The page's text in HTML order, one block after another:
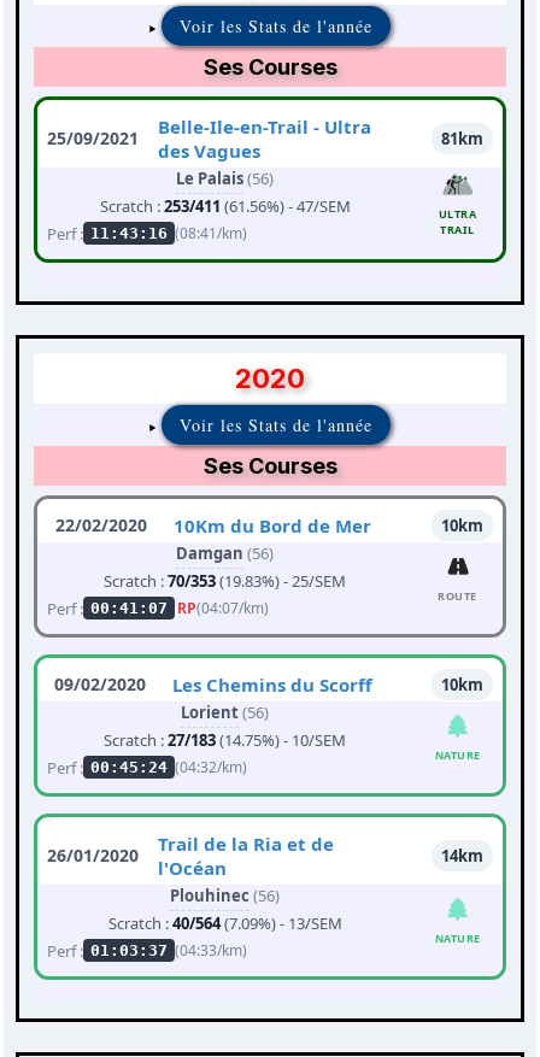
Voir les Stats de l'année
Ses Courses
25/09/2021
Belle-Ile-en-Trail - Ultra
des Vagues
81km
Le Palais(56)
Scratch :253/411 (61.56%) - 47/SEM
Perf : 11:43:16 (08:41/km)
ULTRA
TRAIL
2020
Voir les Stats de l'année
Ses Courses
22/02/2020 10Km du Bord de Mer
10km
Damgan (56)
Scratch :70/353(19.83%) - 25/SEM
Perf : 00:41:07 RP(04:07/km)
ROUTE
09/02/2020 Les Chemins du Scorff
10km
Lorient(56)
Scratch :27/183(14.75%) - 10/SEM
Perf : 00:45:24 (04:32/km)
NATURE
26/01/2020
Trail de la Ria et de
l'Océan
14km
Plouhinec (56)
Scratch :40/564(7.09%) - 13/SEM
Perf : 01:03:37 (04:33/km)
NATURE